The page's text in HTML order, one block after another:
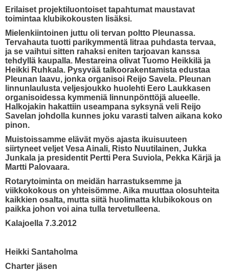
Erilaiset projektiluontoiset tapahtumat maustavat
toimintaa klubikokousten lisäksi.
Mielenkiintoinen juttu oli tervan poltto Pleunassa.
Tervahauta tuotti parikymmentä litraa puhdasta tervaa,
ja se vaihtui sitten rahaksi eniten tarjoavan kanssa
tehdyllä kaupalla. Mestareina olivat Tuomo Heikkilä ja
Heikki Ruhkala. Pysyvää talkoorakentamista edustaa
Pleunan laavu, jonka organisoi Reijo Savela. Pleunan
linnunlaulusta veljesjoukko huolehti Eero Laukkasen
organisoidessa kymmeniä linnunpönttöjä alueelle.
Halkojakin hakattiin useampana syksynä veli Reijo
Savelan johdolla kunnes joku varasti talven aikana koko
pinon.
Muistoissamme elävät myös ajasta ikuisuuteen
siirtyneet veljet Vesa Ainali, Risto Nuutilainen, Jukka
Junkala ja presidentit Pertti Pera Suviola, Pekka Kärjä ja
Martti Palovaara.
Rotarytoiminta on meidän harrastuksemme ja
viikkokokous on yhteisömme. Aika muuttaa olosuhteita
kaikkien osalta, mutta siitä huolimatta klubikokous on
paikka johon voi aina tulla tervetulleena.
Kalajoella 7.3.2012
Heikki Santaholma
Charter jäsen